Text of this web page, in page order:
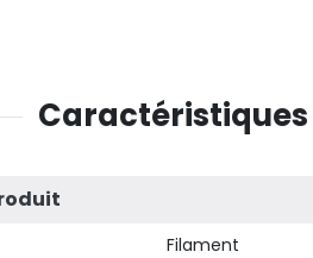
Caractéristiques
Filament